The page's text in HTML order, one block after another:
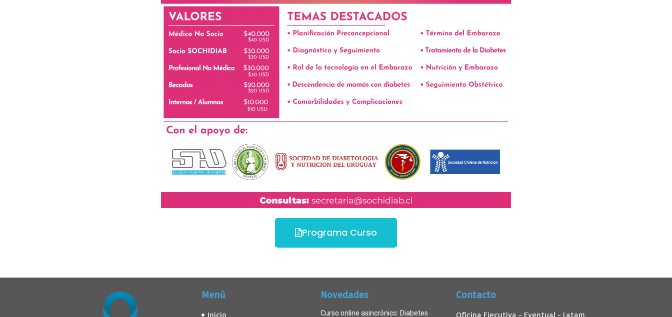
Programa Curso
Menú
Inicio
Novedades
Curso online asincrónico: Diabetes
Contacto
Oficina Ejecutiva - Eventual - Latam